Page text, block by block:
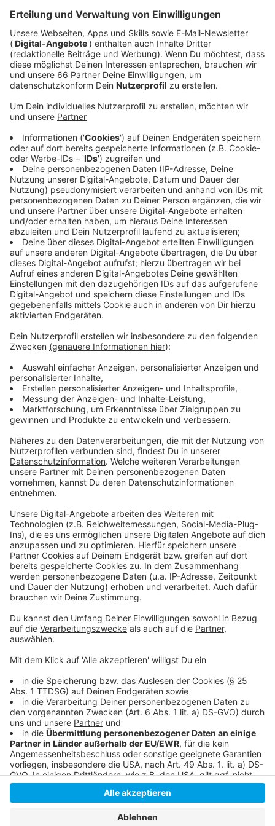
Anzeige
Für andere Städte - wie zum Beispiel Leipzig,
Mannheim und Nürnberg, gibt es noch Tickets auf der
Homepageder Hosen.
Tour-Highlights und weitere Konzerte
Anzeige
Die Band hatte am Wochenende angekündigt, ihre
"Trink aus, wir müssen gehen!"- Tour zu verlängern und
2027 weitere Konzerte zu spielen. Die Tour beginnt im
Juni nächsten Jahres. Für 2026 stehen 23 Konzerte
auf dem Plan, darunter zwei im Juli in der Arena in
Stockum. Auch diese sind schon ausverkauft.
Anzeige
Weitere Infos und Links zum Thema:
Anzeige
Video: Die Toten Hosen verlängern ihre Tour
Schumann-Hochschule: Die Toten Hosen werden
Ehrenmitglieder
Anzeige
Folge uns für mehr News & Updates:
Anzeige
Livestream|Instagram| Facebook| WhatsApp-Kanal
Anzeige
Anzeige